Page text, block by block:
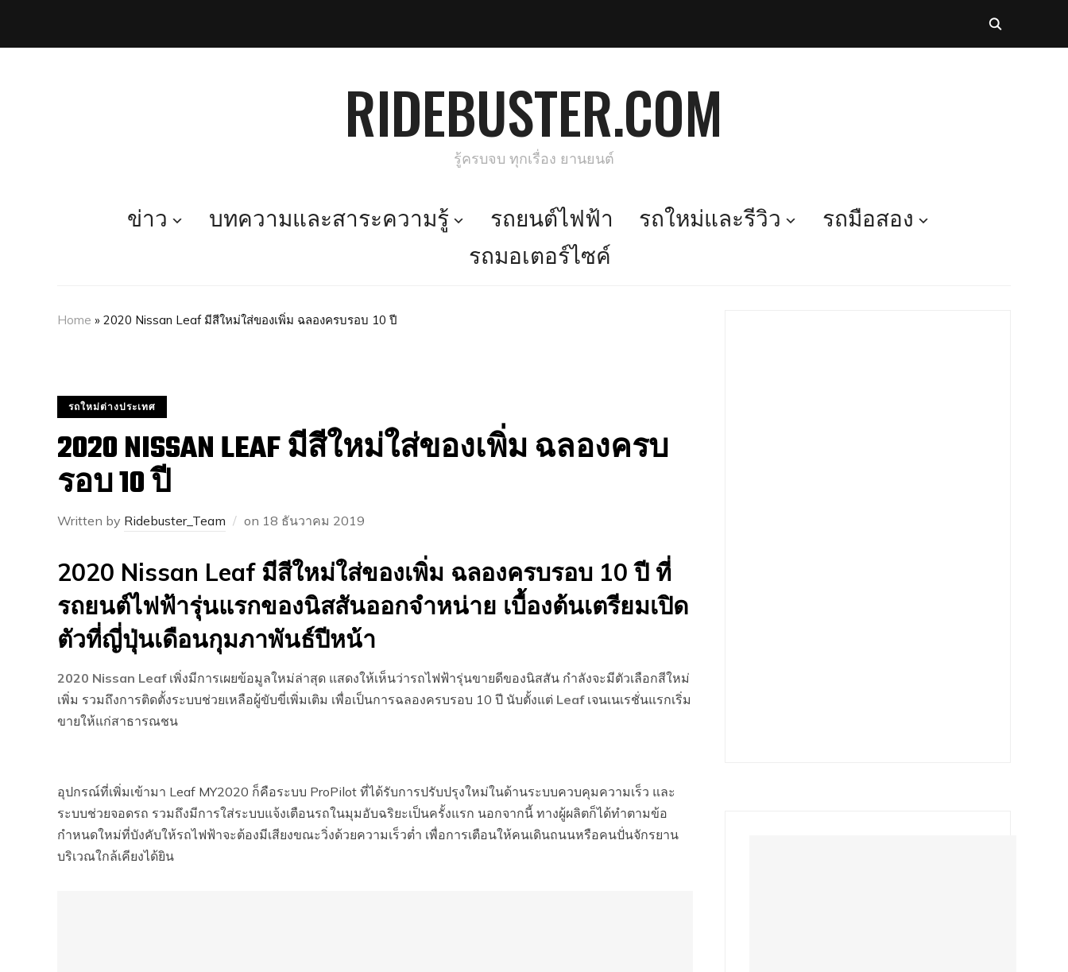
RIDEBUSTER.COM
รู้ครบจบ ทุกเรื่อง ยานยนต์
ข่าว บทความและสาระความรู้ รถยนต์ไฟฟ้า รถใหม่และรีวิว
รถมือสอง
รถมอเตอร์ไซค์
Home » 2020 Nissan Leaf มีสีใหม่ใส่ของเพิ่ม ฉลองครบรอบ 10 ปี
รถใหม่ต่างประเทศ
2020 NISSAN LEAF มีสีใหม่ใส่ของเพิ่ม ฉลองครบ
รอบ 10 ปี
Written by Ridebuster_Team on 18 ธันวาคม 2019
2020 Nissan Leaf มีสีใหม่ใส่ของเพิ่ม ฉลองครบรอบ 10 ปี ที่
รถยนต์ไฟฟ้ารุ่นแรกของนิสสันออกจำหน่าย เบื้องต้นเตรียมเปิด
ตัวที่ญี่ปุ่นเดือนกุมภาพันธ์ปีหน้า
2020 Nissan Leafเพิ่งมีการเผยข้อมูลใหม่ล่าสุด แสดงให้เห็นว่ารถไฟฟ้ารุ่นขายดีของนิสสัน กำลังจะมีตัวเลือกสีใหม่
เพิ่ม รวมถึงการติดตั้งระบบช่วยเหลือผู้ขับขี่เพิ่มเติม เพื่อเป็นการฉลองครบรอบ 10 ปี นับตั้งแต่ Leafเจนเนเรชั่นแรกเริ่ม
ขายให้แก่สาธารณชน
อุปกรณ์ที่เพิ่มเข้ามา Leaf MY2020 ก็คือระบบ ProPilot ที่ได้รับการปรับปรุงใหม่ในด้านระบบควบคุมความเร็ว และ
ระบบช่วยจอดรถ รวมถึงมีการใส่ระบบแจ้งเตือนรถในมุมอับฉริยะเป็นครั้งแรก นอกจากนี้ ทางผู้ผลิตก็ได้ทำตามข้อ
กำหนดใหม่ที่บังคับให้รถไฟฟ้าจะต้องมีเสียงขณะวิ่งด้วยความเร็วต่ำ เพื่อการเตือนให้คนเดินถนนหรือคนปั่นจักรยาน
บริเวณใกล้เคียงได้ยิน